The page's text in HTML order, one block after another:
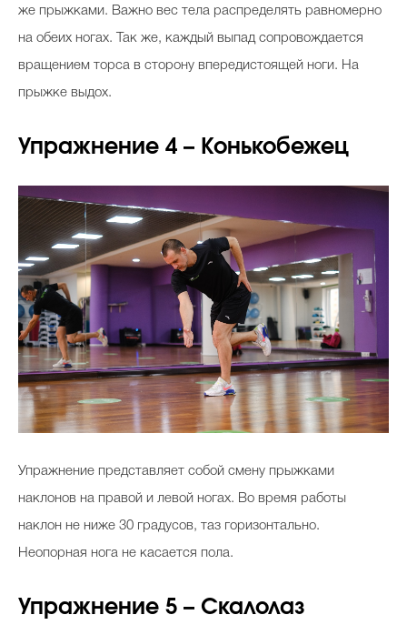
же прыжками. Важно вес тела распределять равномерно
на обеих ногах. Так же, каждый выпад сопровождается
вращением торса в сторону впередистоящей ноги. На
прыжке выдох.
Упражнение 4 – Конькобежец
Упражнение представляет собой смену прыжками
наклонов на правой и левой ногах. Во время работы
наклон не ниже 30 градусов, таз горизонтально.
Неопорная нога не касается пола.
Упражнение 5 – Скалолаз